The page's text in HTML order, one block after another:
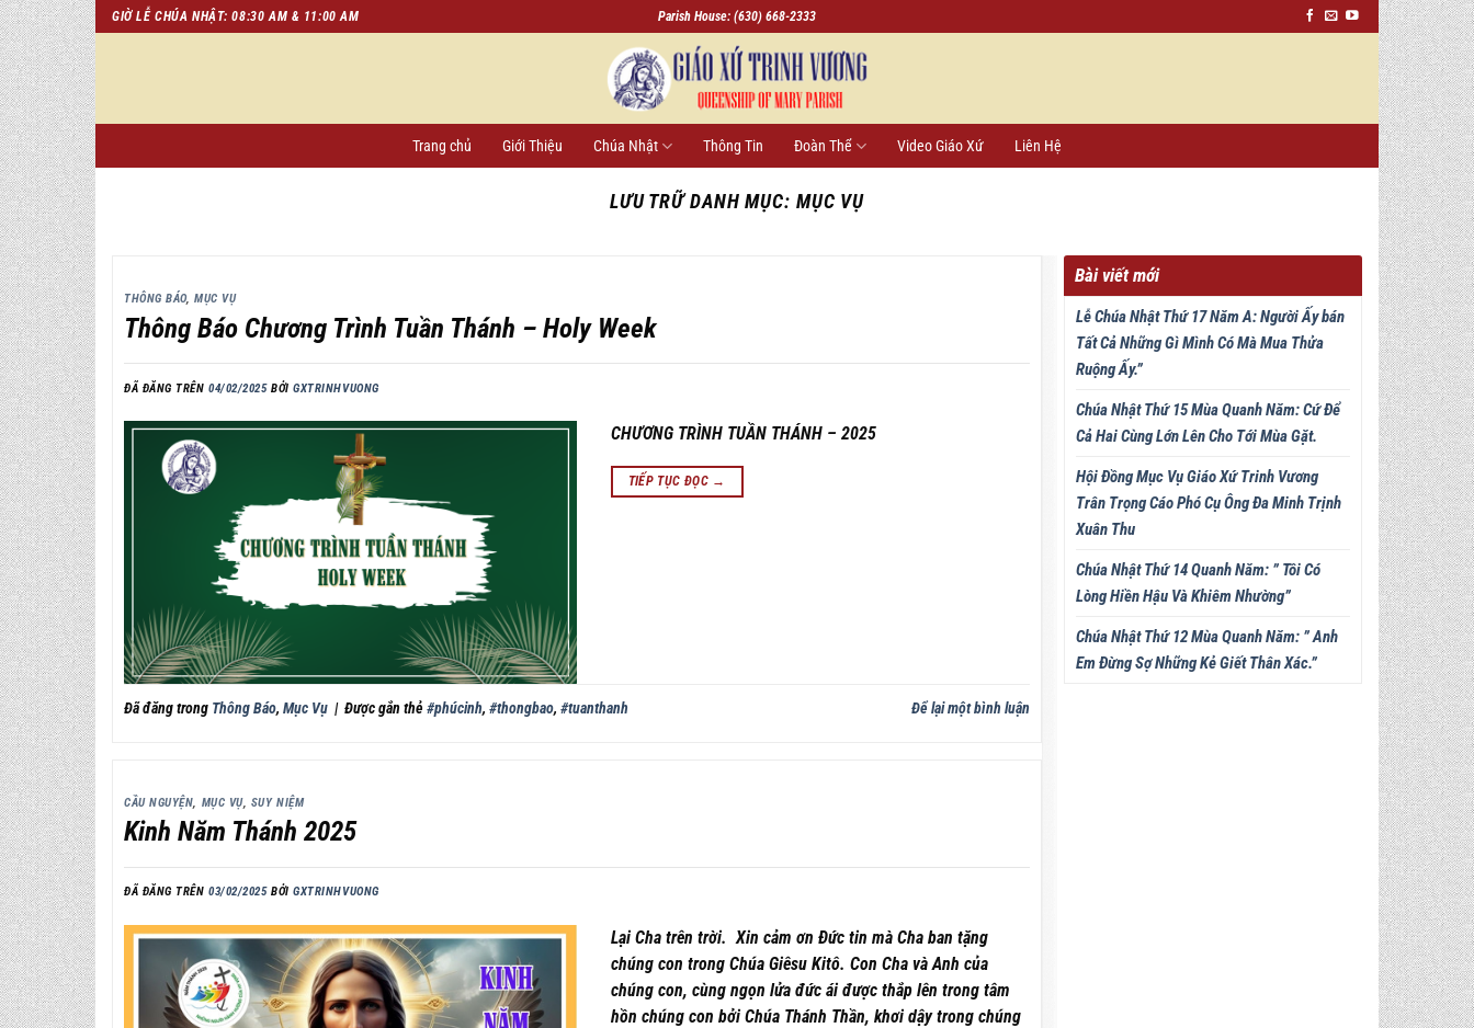
Chuyển
đến
GIỜ LỄ CHÚA NHẬT: 08:30 AM & 11:00 AM Parish House: (630) 668-2333
Trang chủ Giới Thiệu Chúa Nhật Thông Tin Đoàn Thể Video Giáo Xứ Liên Hệ
LƯU TRỮ DANH MỤC: MỤC VỤ
THÔNG BÁO, MỤC VỤ
Thông Báo Chương Trình Tuần Thánh – Holy Week
ĐÃ ĐĂNG TRÊN04/02/2025 BỞIGXTRINHVUONG
CHƯƠNG TRÌNH TUẦN THÁNH – 2025
TIẾP TỤC ĐỌC →
Đã đăng trong Thông Báo, Mục Vụ | Được gắn thẻ #phúcinh, #thongbao, #tuanthanh Để lại một bình luận
CẦU NGUYỆN, MỤC VỤ, SUY NIỆM
Kinh Năm Thánh 2025
ĐÃ ĐĂNG TRÊN03/02/2025 BỞIGXTRINHVUONG
Lại Cha trên trời. Xin cảm ơn Đức tin mà Cha ban tặng
chúng con trong Chúa Giêsu Kitô. Con Cha và Anh của
chúng con, cùng ngọn lửa đức ái được thắp lên trong tâm
hồn chúng con bởi Chúa Thánh Thần, khơi dậy trong chúng
Bài viết mới
Lễ Chúa Nhật Thứ 17 Năm A: Người Ấy bán
Tất Cả Những Gì Mình Có Mà Mua Thửa
Ruộng Ấy.”
Chúa Nhật Thứ 15 Mùa Quanh Năm: Cứ Để
Cả Hai Cùng Lớn Lên Cho Tới Mùa Gặt.
Hội Đồng Mục Vụ Giáo Xứ Trinh Vương
Trân Trọng Cáo Phó Cụ Ông Đa Minh Trịnh
Xuân Thu
Chúa Nhật Thứ 14 Quanh Năm: ” Tôi Có
Lòng Hiền Hậu Và Khiêm Nhường”
Chúa Nhật Thứ 12 Mùa Quanh Năm: ” Anh
Em Đừng Sợ Những Kẻ Giết Thân Xác.”